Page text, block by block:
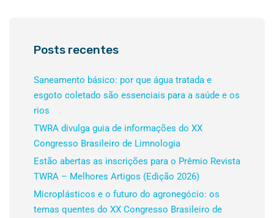
Posts recentes
Saneamento básico: por que água tratada e
esgoto coletado são essenciais para a saúde e os
rios
TWRA divulga guia de informações do XX
Congresso Brasileiro de Limnologia
Estão abertas as inscrições para o Prêmio Revista
TWRA – Melhores Artigos (Edição 2026)
Microplásticos e o futuro do agronegócio: os
temas quentes do XX Congresso Brasileiro de